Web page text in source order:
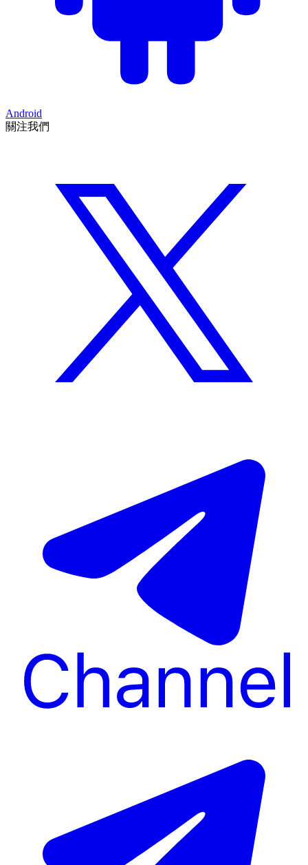
Android
關注我們